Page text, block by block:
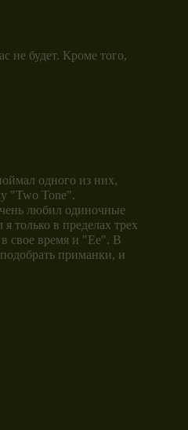
не будет. Кроме того,
одного из них,
"Two Tone".
любил одиночные
только в пределах трех
свое время и "Ее". В
приманки, и